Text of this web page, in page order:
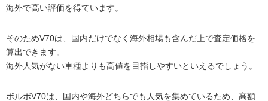
海外で高い評価を得ています。
そのためV70は、国内だけでなく海外相場も含んだ上で査定価格を
算出できます。
海外人気がない車種よりも高値を目指しやすいといえるでしょう。
ボルボV70は、国内や海外どちらでも人気を集めているため、高額